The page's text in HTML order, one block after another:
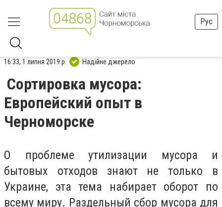
Рус
16:33, 1 липня 2019 р. Надійне джерело
Сортировка мусора:
Европейский опыт в
Черноморске
О проблеме утилизации мусора и
бытовых отходов знают не только в
Украине, эта тема набирает оборот по
всему миру. Раздельный сбор мусора для